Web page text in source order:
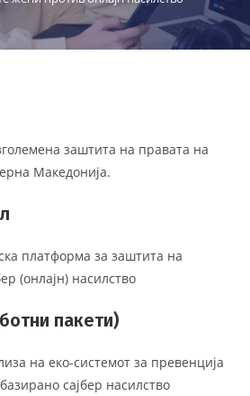
заштита на правата на
Македонија.
платформа за заштита на
(онлајн) насилство
пакети)
на еко-системот за превенција
сајбер насилство